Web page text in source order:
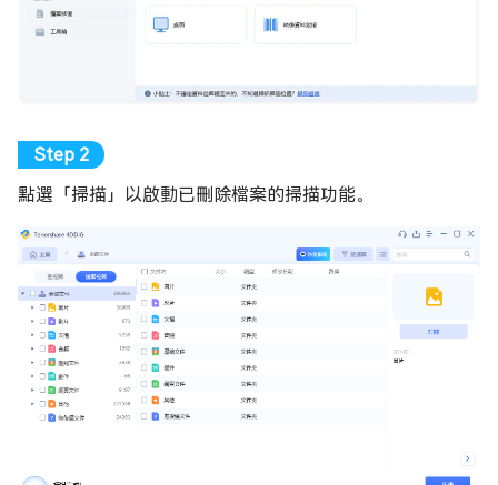
點選「掃描」以啟動已刪除檔案的掃描功能。